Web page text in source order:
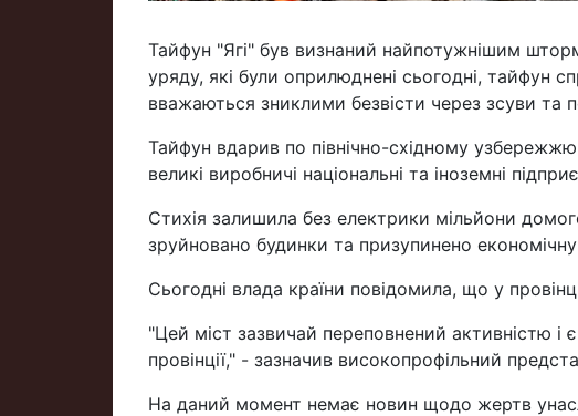
Тайфун "Ягі" був визнаний найпотужнішим
уряду, які були оприлюднені сьогодні, тайфун
вважаються зниклими безвісти через зсуви та
Тайфун вдарив по північно-східному
великі виробничі національні та іноземні
Стихія залишила без електрики мільйони
зруйновано будинки та призупинено
Сьогодні влада країни повідомила, що у
"Цей міст зазвичай переповнений активністю
провінції," - зазначив високопрофільний
На даний момент немає новин щодо жертв